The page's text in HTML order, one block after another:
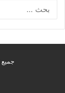
جميع